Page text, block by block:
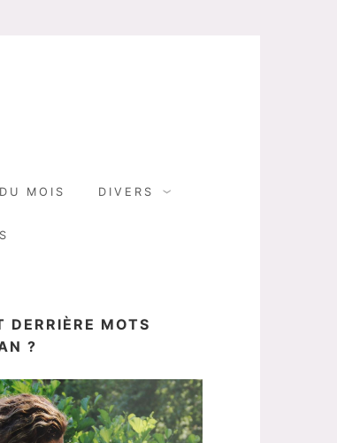
MOIS DIVERS
DERRIÈRE MOTS
?